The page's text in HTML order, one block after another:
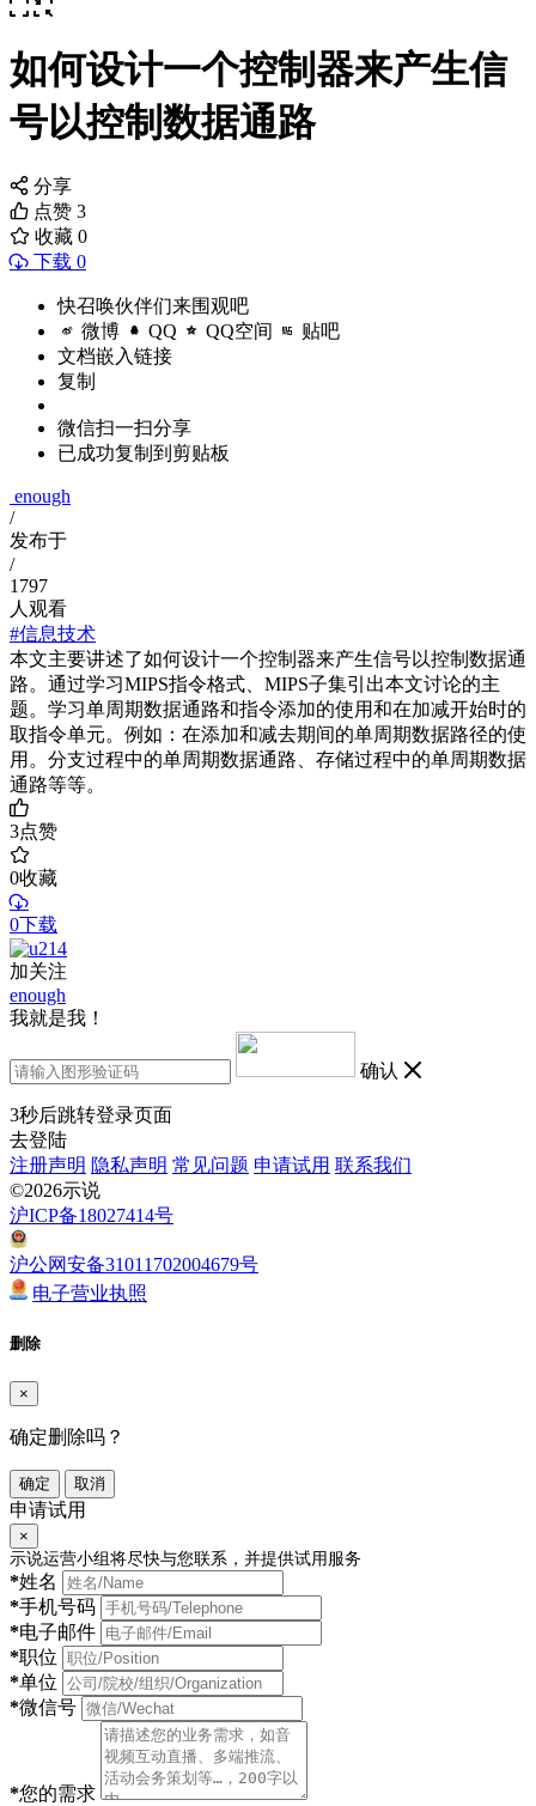
如何设计一个控制器来产生信
号以控制数据通路
分享
点赞 3
收藏 0
下载 0
快召唤伙伴们来围观吧
微博 QQ QQ空间 贴吧
文档嵌入链接
复制
微信扫一扫分享
已成功复制到剪贴板
enough
/
发布于
/
1797
人观看
#信息技术
本文主要讲述了如何设计一个控制器来产生信号以控制数据通
路。通过学习MIPS指令格式、MIPS子集引出本文讨论的主
题。学习单周期数据通路和指令添加的使用和在加减开始时的
取指令单元。例如：在添加和减去期间的单周期数据路径的使
用。分支过程中的单周期数据通路、存储过程中的单周期数据
通路等等。
3点赞
0收藏
0下载
加关注
enough
我就是我！
确认
3秒后跳转登录页面
去登陆
注册声明 隐私声明 常见问题 申请试用 联系我们
©2026示说
沪ICP备18027414号
沪公网安备31011702004679号
电子营业执照
删除
×
确定删除吗？
确定 取消
申请试用
×
示说运营小组将尽快与您联系，并提供试用服务
*姓名
*手机号码
*电子邮件
*职位
*单位
*微信号
*您的需求